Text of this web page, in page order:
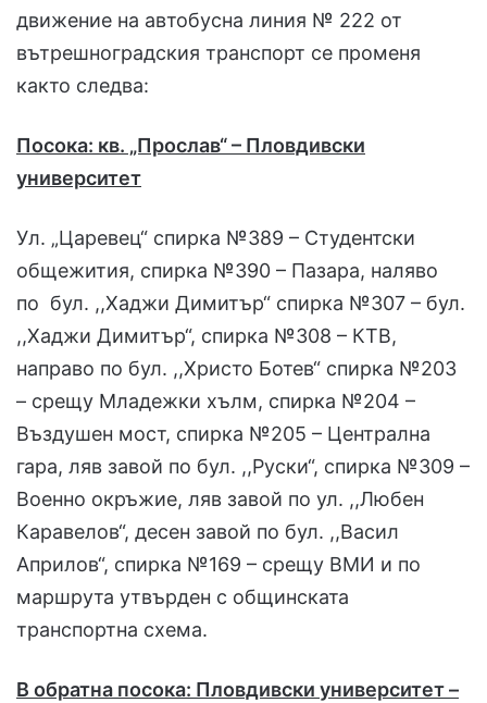
движение на автобусна линия № 222 от
вътрешноградския транспорт се променя
както следва:
Посока: кв. „Прослав“ – Пловдивски
университет
Ул. „Царевец“ спирка №389 – Студентски
общежития, спирка №390 – Пазара, наляво
по бул. ,,Хаджи Димитър“ спирка №307 – бул.
,,Хаджи Димитър“, спирка №308 – КТВ,
направо по бул. ,,Христо Ботев“ спирка №203
– срещу Младежки хълм, спирка №204 –
Въздушен мост, спирка №205 – Централна
гара, ляв завой по бул. ,,Руски“, спирка №309 –
Военно окръжие, ляв завой по ул. ,,Любен
Каравелов“, десен завой по бул. ,,Васил
Априлов“, спирка №169 – срещу ВМИ и по
маршрута утвърден с общинската
транспортна схема.
В обратна посока: Пловдивски университет –